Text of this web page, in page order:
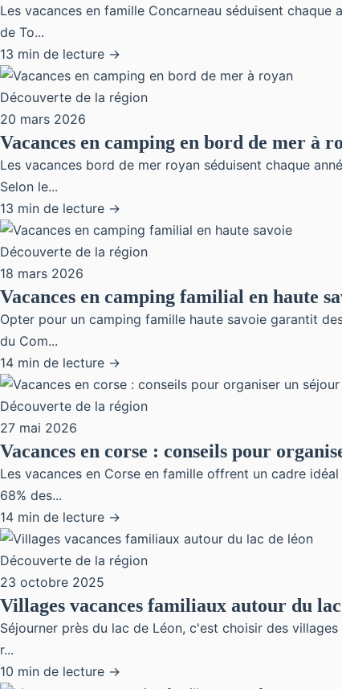
Les vacances en famille Concarneau séduisent
de To...
13 min de lecture →
Découverte de la région
20 mars 2026
Vacances en camping en bord de mer à
Les vacances bord de mer royan séduisent chaque
Selon le...
13 min de lecture →
Découverte de la région
18 mars 2026
Vacances en camping familial en haute
Opter pour un camping famille haute savoie garantit
du Com...
14 min de lecture →
Découverte de la région
27 mai 2026
Vacances en corse : conseils pour
Les vacances en Corse en famille offrent un cadre
68% des...
14 min de lecture →
Découverte de la région
23 octobre 2025
Villages vacances familiaux autour du
Séjourner près du lac de Léon, c'est choisir des
r...
10 min de lecture →